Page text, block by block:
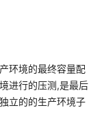
环境的最终容量配
进行的压测,是最后
立的的生产环境子